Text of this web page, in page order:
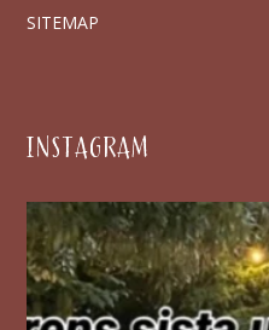
SITEMAP
INSTAGRAM